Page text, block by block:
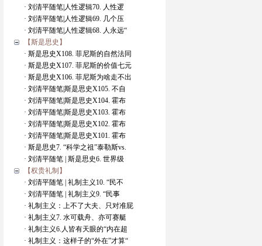
· 刘清平随笔|人性逻辑70. 人性逻
· 刘清平随笔|人性逻辑69. 几个压
· 刘清平随笔|人性逻辑68. 人永远“
【斯是思史】
· 斯是思史X108. 菲尼斯的自然法同
· 斯是思史X107. 菲尼斯的价值七元
· 斯是思史X106. 菲尼斯为啥走不出
· 刘清平随笔|斯是思史X105. 不自
· 刘清平随笔|斯是思史X104. 霍布
· 刘清平随笔|斯是思史X103. 霍布
· 刘清平随笔|斯是思史X102. 霍布
· 刘清平随笔|斯是思史X101. 霍布
· 斯是思史7. “科学之祖”泰勒斯vs.
· 刘清平随笔 | 斯是思史6. 世界级
【权贵礼制】
· 刘清平随笔 | 礼制主义10. “民不
· 刘清平随笔 | 礼制主义9. “民事
· 礼制主义：上不了大夫、只对准屁
· 礼制主义7. 水可载舟、亦可赛艇
· 礼制主义6.人皆有天眼的“内在超
· 礼制主义：这样子的“外在”才算“